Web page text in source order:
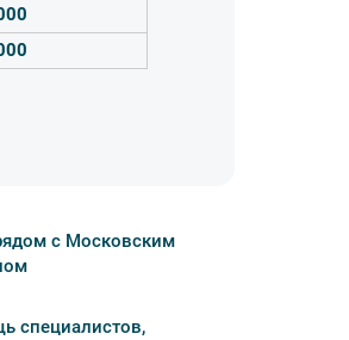
Воскресенье);
аренды судов
р. Фонтанки д. 104,
с Московским
специалистов,